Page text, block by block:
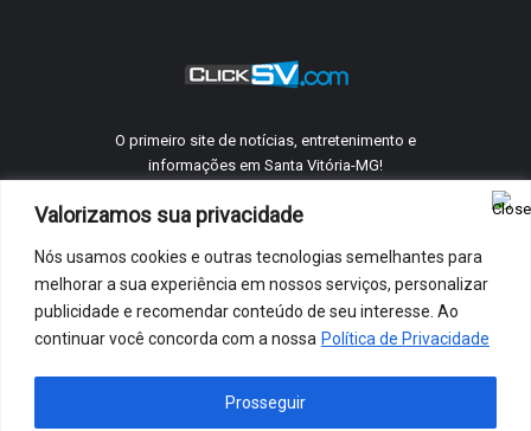
Valorizamos sua privacidade
Nós usamos cookies e outras tecnologias semelhantes para
melhorar a sua experiência em nossos serviços, personalizar
publicidade e recomendar conteúdo de seu interesse. Ao
continuar você concorda com a nossa Política de Privacidade
Prosseguir
O primeiro site de notícias, entretenimento e
informações em Santa Vitória-MG!
©ClickSV2005 - 2026 Todos os direitos reservados.
Telefones Úteis Anuncie Conosco
Política De Privacidade
Facebook
X Instagram